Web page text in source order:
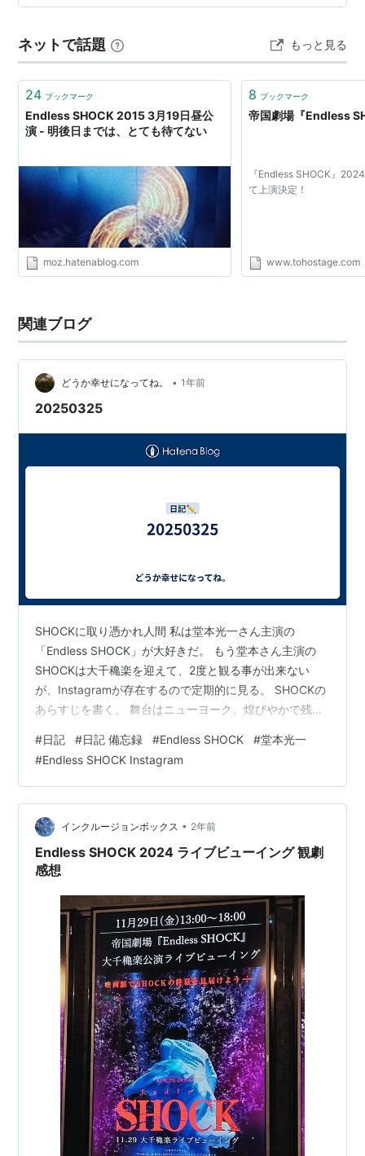
ら、大掃除ではないんですけど、それでも水回り、玄関
はり、掃除は大切ですね（苦手ですが・・・汗） リビン
グに不用なものがたくさんあるので、少…
ネットで話題 もっと見る
24 ブックマーク
Endless SHOCK 2015 3月19日昼公
演 - 明後日までは、とても待てない
moz.hatenablog.com
8 ブックマーク
帝国劇場『Endless
『Endless SHOCK』
て上演決定！
www.tohostage.com
関連ブログ
どうか幸せになってね。 • 1年前
20250325
SHOCKに取り憑かれ人間 私は堂本光一さん主演の
「Endless SHOCK」が大好きだ。 もう堂本さん主演の
SHOCKは大千穐楽を迎えて、2度と観る事が出来ない
が、Instagramが存在するので定期的に見る。 SHOCKの
あらすじを書く。 舞台はニューヨーク。煌びやかで残酷
し続ける若きエンターテイナー、コウイチ。 彼はカンパ
ニーの仲間と共にオフ・ブロードウェイの小さな劇場で
ショーをしていた。コウイチのショーはいつも人気で、
カンパニーの皆がコウイチを慕っている。 そんな生活が
続くと思っていたある日、全ては狂い出す。新聞に、コ
ウイチのショーを…
#日記 #日記 備忘録 #Endless SHOCK #堂本光一
#Endless SHOCK Instagram
インクルージョンボックス • 2年前
Endless SHOCK 2024 ライブビューイング 観劇
感想